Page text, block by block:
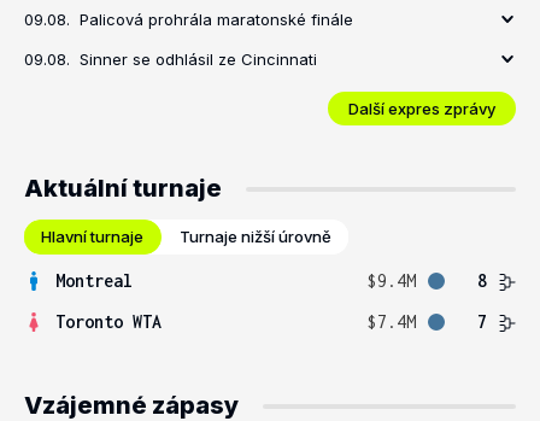
09.08. Palicová prohrála maratonské finále
09.08. Sinner se odhlásil ze Cincinnati
Další expres zprávy
Aktuální turnaje
Hlavní turnaje Turnaje nižší úrovně
Montreal $9.4M
8
Toronto WTA
$7.4M 7
Vzájemné zápasy